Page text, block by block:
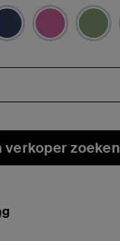
verkoper zoeken